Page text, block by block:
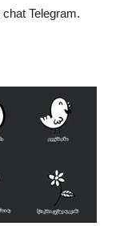
Telegram.